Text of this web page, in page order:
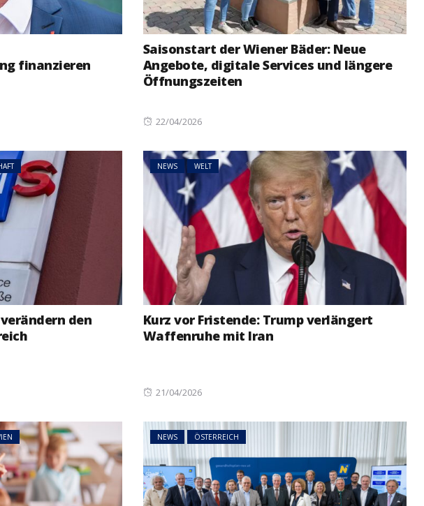
finanzieren
Saisonstart der Wiener Bäder: Neue
Angebote, digitale Services und längere
Öffnungszeiten
Posted
22/04/2026
den
NEWS WELT
Kurz vor Fristende: Trump verlängert
Waffenruhe mit Iran
Posted
21/04/2026
NEWS ÖSTERREICH